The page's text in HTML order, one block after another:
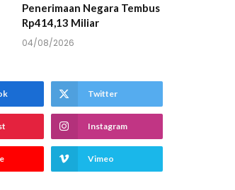
Penerimaan Negara Tembus
Rp414,13 Miliar
04/08/2026
Twitter
Instagram
Vimeo